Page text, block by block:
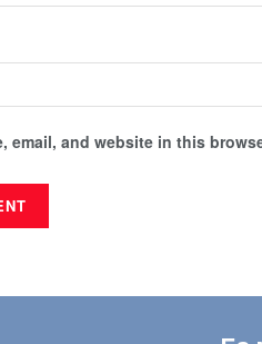
email, and website in this